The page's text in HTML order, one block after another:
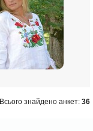
Всього знайдено анкет: 36